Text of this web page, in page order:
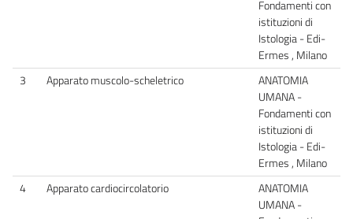
Fondamenti con
istituzioni di
Istologia - Edi-
Ermes , Milano
3
Apparato muscolo-scheletrico
ANATOMIA
UMANA -
Fondamenti con
istituzioni di
Istologia - Edi-
Ermes , Milano
4
Apparato cardiocircolatorio
ANATOMIA
UMANA -